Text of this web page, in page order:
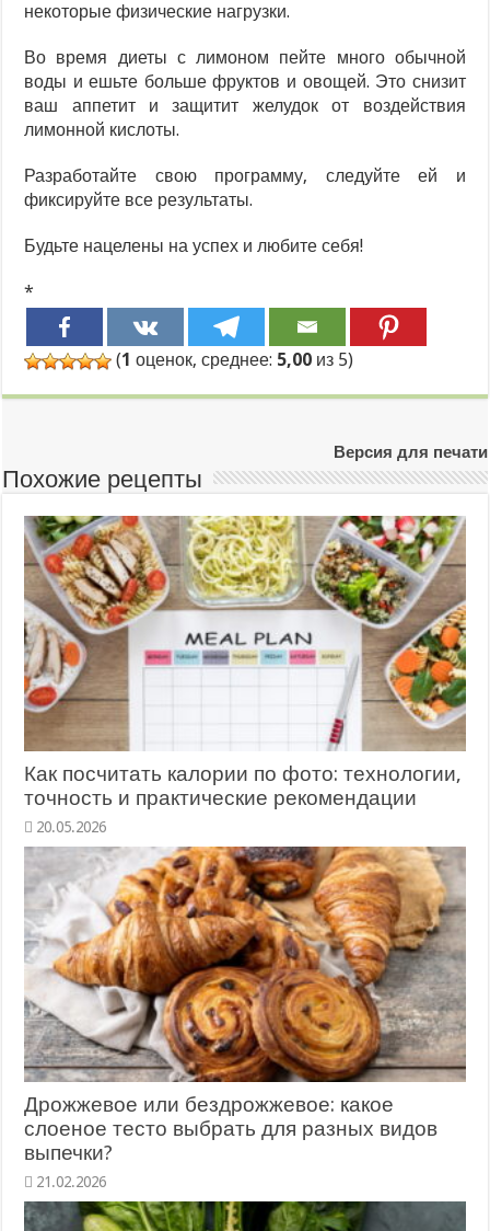
некоторые физические нагрузки.
Во время диеты с лимоном пейте много обычной
воды и ешьте больше фруктов и овощей. Это снизит
ваш аппетит и защитит желудок от воздействия
лимонной кислоты.
Разработайте свою программу, следуйте ей и
фиксируйте все результаты.
Будьте нацелены на успех и любите себя!
*
(1 оценок, среднее: 5,00 из 5)
Версия для печати
Похожие рецепты
Как посчитать калории по фото: технологии,
точность и практические рекомендации
20.05.2026
Дрожжевое или бездрожжевое: какое
слоеное тесто выбрать для разных видов
выпечки?
21.02.2026